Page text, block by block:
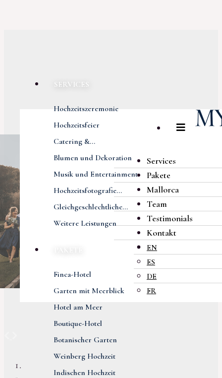
SERVICES
Hochzeitszeremonie
Hochzeitsfeier
Catering &...
Blumen und Dekoration
Musik und Entertainment
Hochzeitsfotografie...
Gleichgeschlechtliche...
Weitere Leistungen
Finca-Hotel
Garten mit Meerblick
Hotel am Meer
Boutique-Hotel
Botanischer Garten
Weinberg Hochzeit
Indischen Hochzeit
Services
Pakete
Mallorca
Team
Testimonials
Kontakt
EN
ES
DE
FR